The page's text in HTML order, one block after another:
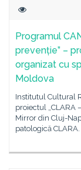
Programul
prevenție” –
organizat cu
Moldova
Institutul Cultural
proiectul „CLARA
Mirror din Cluj-
patologică